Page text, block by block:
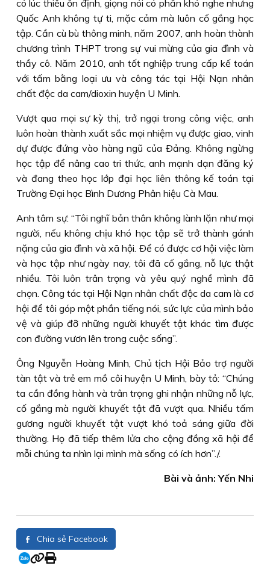
có lúc thiếu ổn định, giọng nói có phần khó nghe nhưng
Quốc Anh không tự ti, mặc cảm mà luôn cố gắng học
tập. Cần cù bù thông minh, năm 2007, anh hoàn thành
chương trình THPT trong sự vui mừng của gia đình và
thầy cô. Năm 2010, anh tốt nghiệp trung cấp kế toán
với tấm bằng loại ưu và công tác tại Hội Nạn nhân
chất độc da cam/dioxin huyện U Minh.
Vượt qua mọi sự kỳ thị, trở ngại trong công việc, anh
luôn hoàn thành xuất sắc mọi nhiệm vụ được giao, vinh
dự được đứng vào hàng ngũ của Ðảng. Không ngừng
học tập để nâng cao tri thức, anh mạnh dạn đăng ký
và đang theo học lớp đại học liên thông kế toán tại
Trường Ðại học Bình Dương Phân hiệu Cà Mau.
Anh tâm sự: “Tôi nghĩ bản thân không lành lặn như mọi
người, nếu không chịu khó học tập sẽ trở thành gánh
nặng của gia đình và xã hội. Ðể có được cơ hội việc làm
và học tập như ngày nay, tôi đã cố gắng, nỗ lực thật
nhiều. Tôi luôn trân trọng và yêu quý nghề mình đã
chọn. Công tác tại Hội Nạn nhân chất độc da cam là cơ
hội để tôi góp một phần tiếng nói, sức lực của mình bảo
vệ và giúp đỡ những người khuyết tật khác tìm được
con đường vươn lên trong cuộc sống”.
Ông Nguyễn Hoàng Minh, Chủ tịch Hội Bảo trợ người
tàn tật và trẻ em mồ côi huyện U Minh, bày tỏ: “Chúng
ta cần đồng hành và trân trọng ghi nhận những nỗ lực,
cố gắng mà người khuyết tật đã vượt qua. Nhiều tấm
gương người khuyết tật vượt khó toả sáng giữa đời
thường. Họ đã tiếp thêm lửa cho cộng đồng xã hội để
mỗi chúng ta nhìn lại mình mà sống có ích hơn”./.
Bài và ảnh: Yến Nhi
Chia sẻ Facebook